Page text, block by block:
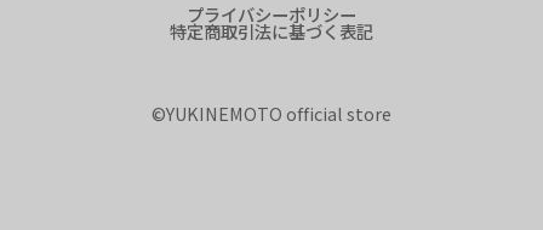
プライバシーポリシー
特定商取引法に基づく表記
©︎YUKINEMOTO official store